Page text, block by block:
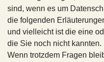
sind, wenn es um
die folgenden
und vielleicht ist die eine
die Sie noch nicht kannten.
Wenn trotzdem Fragen